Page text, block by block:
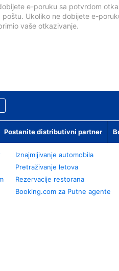
e-poruku sa potvrdom
Ukoliko ne dobijete e-
vaše otkazivanje.
Postanite distributivni partner
Iznajmljivanje automobila
Pretraživanje letova
Rezervacije restorana
Booking.com za Putne agente